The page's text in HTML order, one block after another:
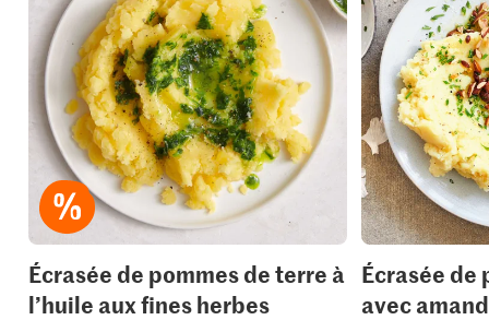
add
it
to
your
collections.
Écrasée de pommes de terre à
l’huile aux fines herbes
Écrasée de
avec